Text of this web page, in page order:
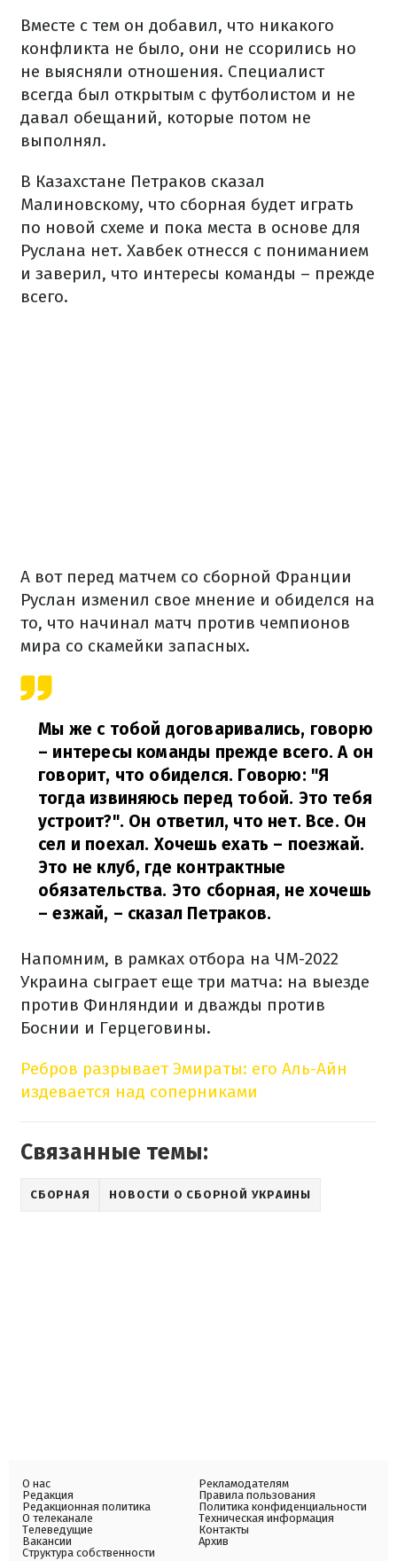
Вместе с тем он добавил, что никакого
конфликта не было, они не ссорились но
не выясняли отношения. Специалист
всегда был открытым с футболистом и не
давал обещаний, которые потом не
выполнял.
В Казахстане Петраков сказал
Малиновскому, что сборная будет играть
по новой схеме и пока места в основе для
Руслана нет. Хавбек отнесся с пониманием
и заверил, что интересы команды – прежде
всего.
А вот перед матчем со сборной Франции
Руслан изменил свое мнение и обиделся на
то, что начинал матч против чемпионов
мира со скамейки запасных.
Мы же с тобой договаривались, говорю
– интересы команды прежде всего. А он
говорит, что обиделся. Говорю: "Я
тогда извиняюсь перед тобой. Это тебя
устроит?". Он ответил, что нет. Все. Он
сел и поехал. Хочешь ехать – поезжай.
Это не клуб, где контрактные
обязательства. Это сборная, не хочешь
– езжай, – сказал Петраков.
Напомним, в рамках отбора на ЧМ-2022
Украина сыграет еще три матча: на выезде
против Финляндии и дважды против
Боснии и Герцеговины.
Ребров разрывает Эмираты: его Аль-Айн
издевается над соперниками
Связанные темы:
СБОРНАЯ НОВОСТИ О СБОРНОЙ УКРАИНЫ
О нас
Редакция
Редакционная политика
О телеканале
Телеведущие
Вакансии
Структура собственности
Рекламодателям
Правила пользования
Политика конфиденциальности
Техническая информация
Контакты
Архив